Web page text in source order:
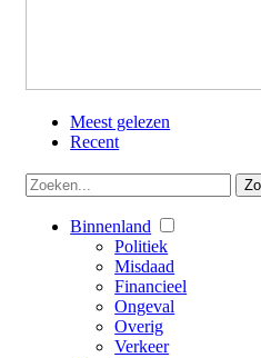
Meest gelezen
Recent
Binnenland
Politiek
Misdaad
Financieel
Ongeval
Overig
Verkeer